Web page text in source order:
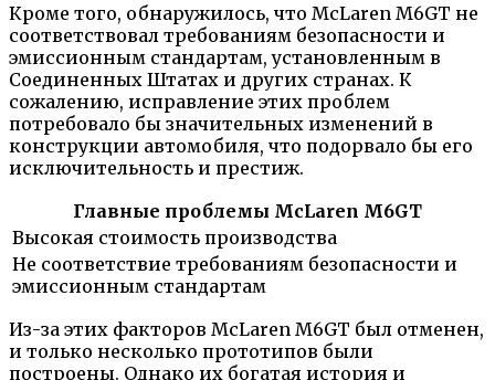
Кроме того, обнаружилось, что McLaren M6GT не
соответствовал требованиям безопасности и
эмиссионным стандартам, установленным в
Соединенных Штатах и других странах. К
сожалению, исправление этих проблем
потребовало бы значительных изменений в
конструкции автомобиля, что подорвало бы его
исключительность и престиж.
Главные проблемы McLaren M6GT
Высокая стоимость производства
Не соответствие требованиям безопасности и
эмиссионным стандартам
Из-за этих факторов McLaren M6GT был отменен,
и только несколько прототипов были
построены. Однако их богатая история и